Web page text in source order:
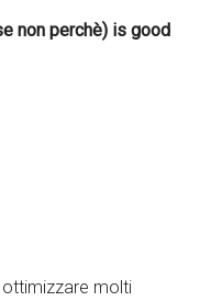
non perchè) is good
ottimizzare molti